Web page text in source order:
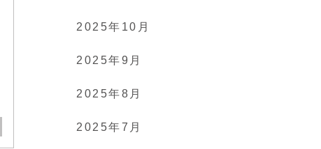
2025年10月
2025年9月
2025年8月
2025年7月